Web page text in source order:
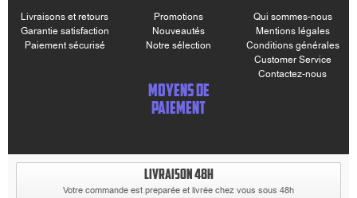
Livraisons et retours
Garantie satisfaction
Paiement sécurisé
Promotions
Nouveautés
Notre sélection
Qui sommes-nous
Mentions légales
Conditions générales
Customer Service
Contactez-nous
MOYENS DE
PAIEMENT
LIVRAISON 48H
Votre commande est preparée et livrée chez vous sous 48h